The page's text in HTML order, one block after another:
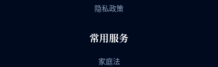
隐私政策
常用服务
家庭法